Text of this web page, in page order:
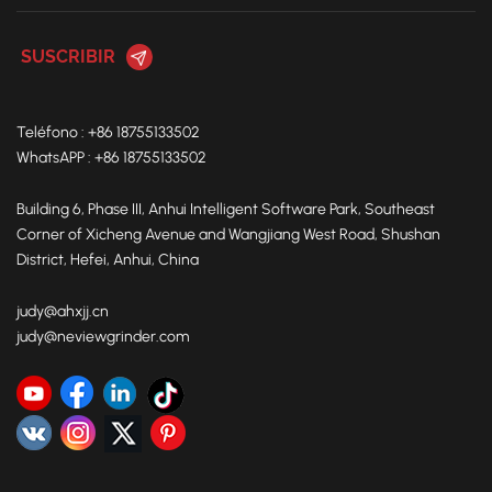
efecto abordan el problema persistente de la industria de
los clientes lograr una rentabilidad más rápida. El área de
los visitantes, incluidos Rusia, India, Bielorrusia, Japón y
Turquía, se reunieron con el equipo, experimentaron a
pulido con IA y lo elogiaron unánimemente. Muchos
expresaron gran interés en visitar las instalaciones de
exposición.SueciaRusiaBielorrusiaJapónIndia El Sr. Zhang
Zhiyong, vicepresidente ejecutivo de la Asociación de
exhibición de Neview Automatic. Mantuvo una cordial
conversación con la directiva de Neview Automatic y posó
para fotos. Elogiando altamente los avances tecnológicos
Teléfono : +86 18755133502
WhatsAPP : +86 18755133502
Building 6, Phase III, Anhui Intelligent Software Park, Southeast
Corner of Xicheng Avenue and Wangjiang West Road, Shushan
District, Hefei, Anhui, China
judy@ahxjj.cn
judy@neviewgrinder.com